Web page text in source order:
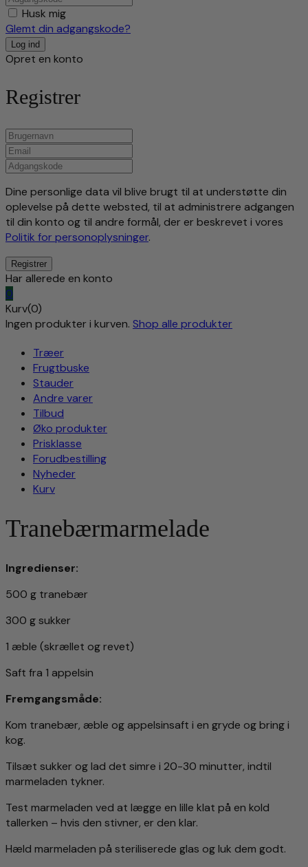
Husk mig
Glemt din adgangskode?
Opret en konto
Registrer
Dine personlige data vil blive brugt til at understøtte din
oplevelse på dette websted, til at administrere adgangen
til din konto og til andre formål, der er beskrevet i vores
Politik for personoplysninger.
Har allerede en konto
0
Kurv(0)
Ingen produkter i kurven. Shop alle produkter
Træer
Frugtbuske
Stauder
Andre varer
Tilbud
Øko produkter
Prisklasse
Forudbestilling
Nyheder
Kurv
Tranebærmarmelade
Ingredienser:
500 g tranebær
300 g sukker
1 æble (skrællet og revet)
Saft fra 1 appelsin
Fremgangsmåde:
Kom tranebær, æble og appelsinsaft i en gryde og bring i
kog.
Tilsæt sukker og lad det simre i 20-30 minutter, indtil
marmeladen tykner.
Test marmeladen ved at lægge en lille klat på en kold
tallerken – hvis den stivner, er den klar.
Hæld marmeladen på steriliserede glas og luk dem godt.